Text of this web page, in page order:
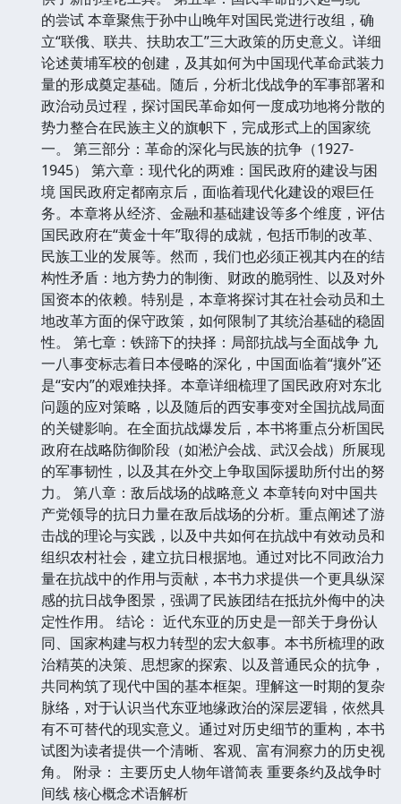
的尝试 本章聚焦于孙中山晚年对国民党进行改组，确
立“联俄、联共、扶助农工”三大政策的历史意义。详细
论述黄埔军校的创建，及其如何为中国现代革命武装力
量的形成奠定基础。随后，分析北伐战争的军事部署和
政治动员过程，探讨国民革命如何一度成功地将分散的
势力整合在民族主义的旗帜下，完成形式上的国家统
一。 第三部分：革命的深化与民族的抗争（1927-
1945） 第六章：现代化的两难：国民政府的建设与困
境 国民政府定都南京后，面临着现代化建设的艰巨任
务。本章将从经济、金融和基础建设等多个维度，评估
国民政府在“黄金十年”取得的成就，包括币制的改革、
民族工业的发展等。然而，我们也必须正视其内在的结
构性矛盾：地方势力的制衡、财政的脆弱性、以及对外
国资本的依赖。特别是，本章将探讨其在社会动员和土
地改革方面的保守政策，如何限制了其统治基础的稳固
性。 第七章：铁蹄下的抉择：局部抗战与全面战争 九
一八事变标志着日本侵略的深化，中国面临着“攘外”还
是“安内”的艰难抉择。本章详细梳理了国民政府对东北
问题的应对策略，以及随后的西安事变对全国抗战局面
的关键影响。在全面抗战爆发后，本书将重点分析国民
政府在战略防御阶段（如淞沪会战、武汉会战）所展现
的军事韧性，以及其在外交上争取国际援助所付出的努
力。 第八章：敌后战场的战略意义 本章转向对中国共
产党领导的抗日力量在敌后战场的分析。重点阐述了游
击战的理论与实践，以及中共如何在抗战中有效动员和
组织农村社会，建立抗日根据地。通过对比不同政治力
量在抗战中的作用与贡献，本书力求提供一个更具纵深
感的抗日战争图景，强调了民族团结在抵抗外侮中的决
定性作用。 结论： 近代东亚的历史是一部关于身份认
同、国家构建与权力转型的宏大叙事。本书所梳理的政
治精英的决策、思想家的探索、以及普通民众的抗争，
共同构筑了现代中国的基本框架。理解这一时期的复杂
脉络，对于认识当代东亚地缘政治的深层逻辑，依然具
有不可替代的现实意义。通过对历史细节的重构，本书
试图为读者提供一个清晰、客观、富有洞察力的历史视
角。 附录： 主要历史人物年谱简表 重要条约及战争时
间线 核心概念术语解析